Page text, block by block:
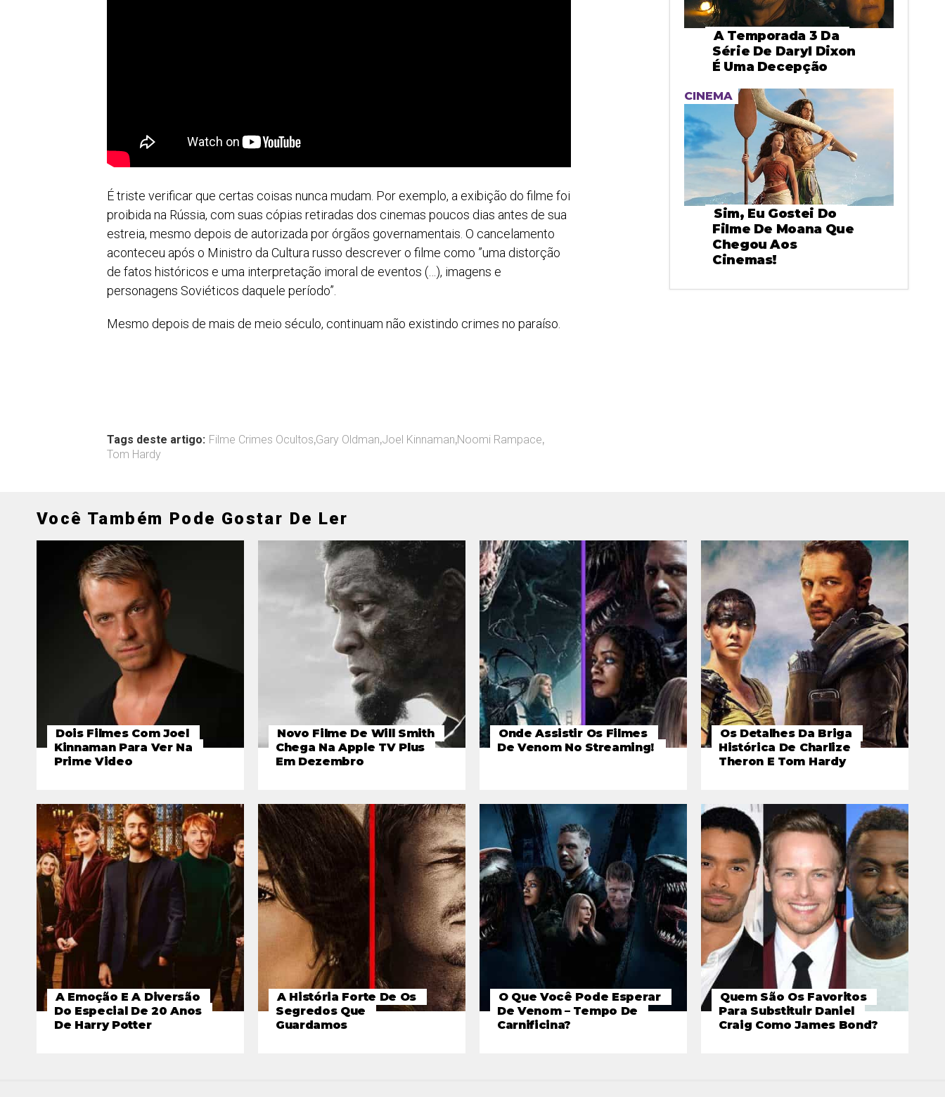
É triste verificar que certas coisas nunca mudam. Por exemplo, a exibição do filme foi
proibida na Rússia, com suas cópias retiradas dos cinemas poucos dias antes de sua
estreia, mesmo depois de autorizada por órgãos governamentais. O cancelamento
aconteceu após o Ministro da Cultura russo descrever o filme como ”uma distorção
de fatos históricos e uma interpretação imoral de eventos (…), imagens e
personagens Soviéticos daquele período”.
Mesmo depois de mais de meio século, continuam não existindo crimes no paraíso.
Tags deste artigo: Filme Crimes Ocultos,Gary Oldman,Joel Kinnaman,Noomi Rampace,
Tom Hardy
A Temporada 3 Da
Série De Daryl Dixon
É Uma Decepção
CINEMA
Sim, Eu Gostei Do
Filme De Moana Que
Chegou Aos
Cinemas!
Você Também Pode Gostar De Ler
Dois Filmes Com Joel
Kinnaman Para Ver Na
Prime Video
Novo Filme De Will Smith
Chega Na Apple TV Plus
Em Dezembro
Onde Assistir Os Filmes
De Venom No Streaming!
Os Detalhes Da Briga
Histórica De Charlize
Theron E Tom Hardy
A Emoção E A Diversão
Do Especial De 20 Anos
De Harry Potter
A História Forte De Os
Segredos Que
Guardamos
O Que Você Pode Esperar
De Venom – Tempo De
Carnificina?
Quem São Os Favoritos
Para Substituir Daniel
Craig Como James Bond?